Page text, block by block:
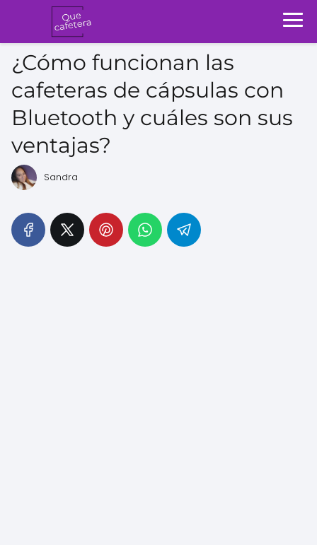
¿Cómo funcionan las
cafeteras de cápsulas con
Bluetooth y cuáles son sus
ventajas?
Sandra